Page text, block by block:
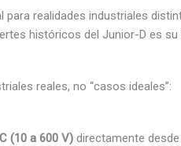
para realidades industriales
históricos del Junior-D es su
reales, no “casos ideales”:
(10 a 600 V) directamente